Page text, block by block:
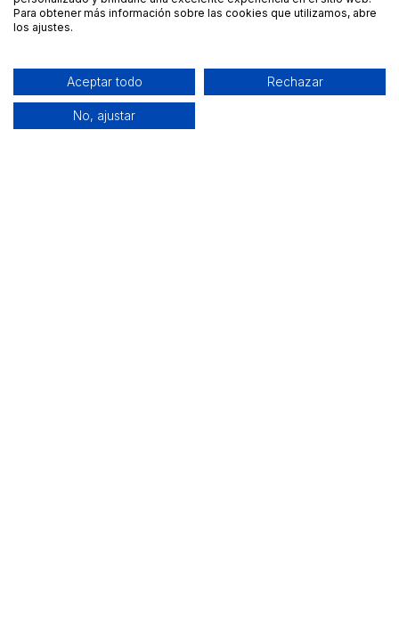
Para obtener más información sobre las cookies que utilizamos, abre
los ajustes.
Aceptar todo Rechazar
No, ajustar